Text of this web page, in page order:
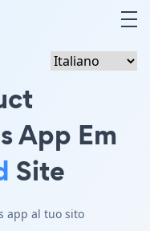
App Em
Site
app al tuo sito